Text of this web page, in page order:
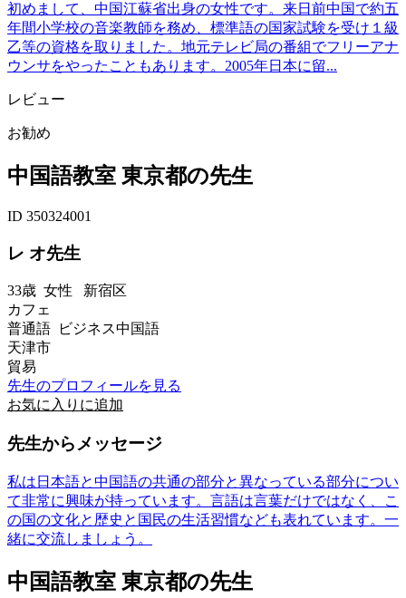
初めまして、中国江蘇省出身の女性です。来日前中国で約五
年間小学校の音楽教師を務め、標準語の国家試験を受け１級
乙等の資格を取りました。地元テレビ局の番組でフリーアナ
ウンサをやったこともあります。2005年日本に留...
レビュー
お勧め
中国語教室 東京都の先生
ID 350324001
レ オ先生
33歳 女性 新宿区
カフェ
普通語 ビジネス中国語
天津市
貿易
先生のプロフィールを見る
お気に入りに追加
先生からメッセージ
私は日本語と中国語の共通の部分と異なっている部分につい
て非常に興味が持っています。言語は言葉だけではなく、こ
の国の文化と歴史と国民の生活習慣なども表れています。一
緒に交流しましょう。
中国語教室 東京都の先生